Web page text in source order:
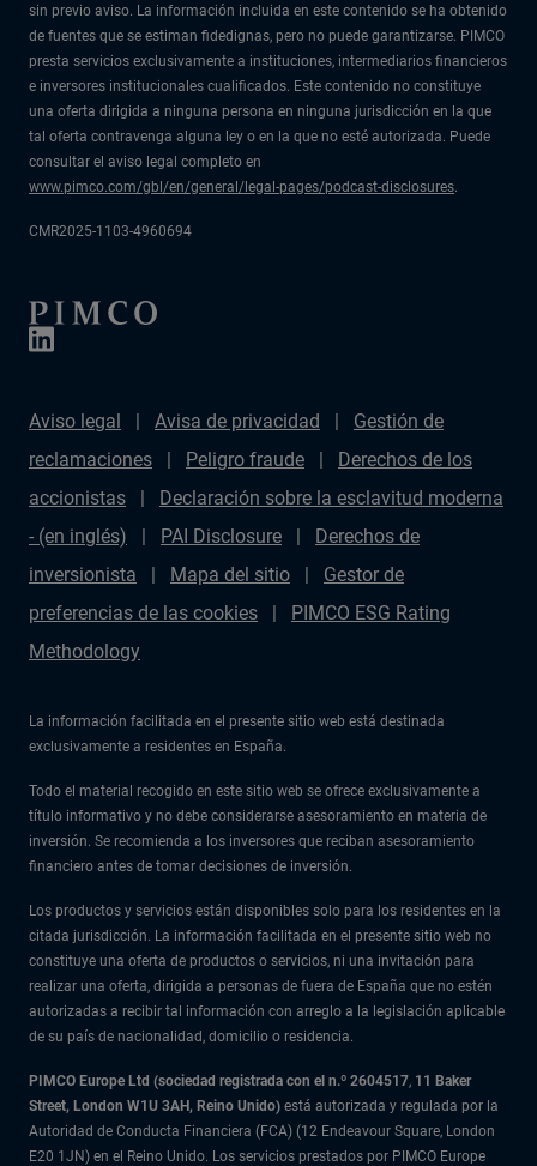
sin previo aviso. La información incluida en este contenido se ha obtenido
de fuentes que se estiman fidedignas, pero no puede garantizarse. PIMCO
presta servicios exclusivamente a instituciones, intermediarios financieros
e inversores institucionales cualificados. Este contenido no constituye
una oferta dirigida a ninguna persona en ninguna jurisdicción en la que
tal oferta contravenga alguna ley o en la que no esté autorizada. Puede
consultar el aviso legal completo en
www.pimco.com/gbl/en/general/legal-pages/podcast-disclosures.
CMR2025-1103-4960694
Aviso legal Avisa de privacidad
Gestión de
reclamaciones
Peligro fraude
Derechos de los
accionistas
Declaración sobre la esclavitud moderna
- (en inglés)
PAI Disclosure
Derechos de
inversionista
Mapa del sitio
Gestor de
preferencias de las cookies
PIMCO ESG Rating
Methodology
La información facilitada en el presente sitio web está destinada
exclusivamente a residentes en España.
Todo el material recogido en este sitio web se ofrece exclusivamente a
título informativo y no debe considerarse asesoramiento en materia de
inversión. Se recomienda a los inversores que reciban asesoramiento
financiero antes de tomar decisiones de inversión.
Los productos y servicios están disponibles solo para los residentes en la
citada jurisdicción. La información facilitada en el presente sitio web no
constituye una oferta de productos o servicios, ni una invitación para
realizar una oferta, dirigida a personas de fuera de España que no estén
autorizadas a recibir tal información con arreglo a la legislación aplicable
de su país de nacionalidad, domicilio o residencia.
PIMCO Europe Ltd (sociedad registrada con el n.º 2604517, 11 Baker
Street, London W1U 3AH, Reino Unido) está autorizada y regulada por la
Autoridad de Conducta Financiera (FCA) (12 Endeavour Square, London
E20 1JN) en el Reino Unido. Los servicios prestados por PIMCO Europe